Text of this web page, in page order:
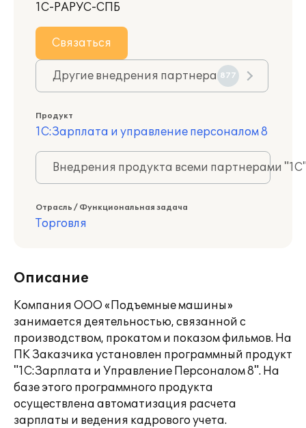
1С-РАРУС-СПБ
Связаться
Другие внедрения партнера 877
Продукт
1С:Зарплата и управление персоналом 8
Внедрения продукта всеми партнерами
Отрасль / Функциональная задача
Торговля
Описание
Компания ООО «Подъемные машины»
занимается деятельностью, связанной с
производством, прокатом и показом фильмов. На
ПК Заказчика установлен программный продукт
"1С:Зарплата и Управление Персоналом 8". На
базе этого программного продукта
осуществлена автоматизация расчета
зарплаты и ведения кадрового учета.